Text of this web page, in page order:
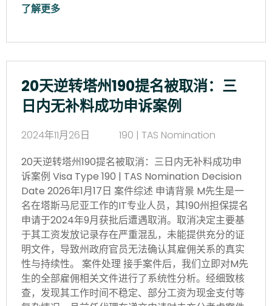
了解更多
20天逆转塔州190提名被取消：三
日内无补料成功申诉案例
2024年11月26日
190 | TAS Nomination
20天逆转塔州190提名被取消：三日内无补料成功申
诉案例 Visa Type 190 | TAS Nomination Decision
Date 2026年1月17日 案件综述 申请背景 M先生是一
名在塔斯马尼亚工作的IT专业人员，其190州担保提名
申请于2024年9月获批后遭遇取消。取消决定主要基
于其工资发放记录存在严重混乱，未能提供充分的证
明文件，导致州政府官员无法确认其雇佣关系的真实
性与持续性。 案件处理 接手案件后，我们立即对M先
生的全部雇佣相关文件进行了系统性分析。经细致核
查，发现其工作时间不稳定、部分工资为现金支付等